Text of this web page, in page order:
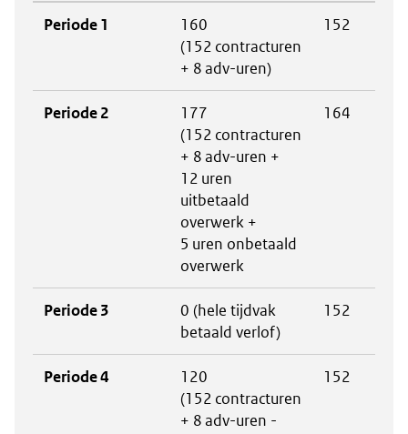
Periode 1
160
(152 contracturen
+ 8 adv-uren)
152
Periode 2
177
(152 contracturen
+ 8 adv-uren +
12 uren
uitbetaald
overwerk +
5 uren onbetaald
overwerk
164
Periode 3
0 (hele tijdvak
betaald verlof)
152
Periode 4
120
(152 contracturen
+ 8 adv-uren -
152